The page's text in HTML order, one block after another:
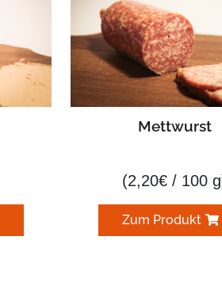
Mettwurst
(2,20€ / 100
Zum Produkt